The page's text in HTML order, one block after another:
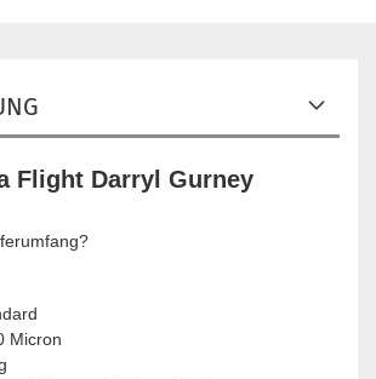
Flight Darryl Gurney
Micron